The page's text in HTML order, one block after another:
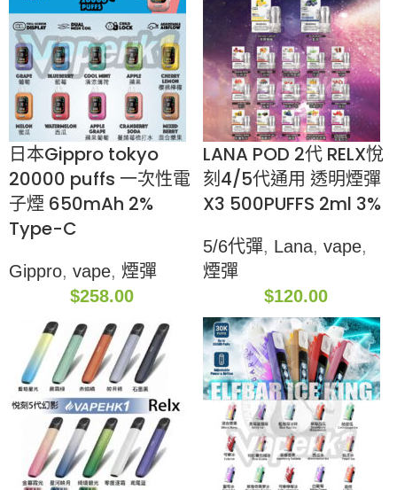
日本Gippro tokyo
20000 puffs 一次性電
子煙 650mAh 2%
Type-C
Gippro, vape, 煙彈
$258.00
LANA POD 2代 RELX悅
刻4/5代通用 透明煙彈
X3 500PUFFS 2ml 3%
5/6代彈, Lana, vape,
煙彈
$120.00